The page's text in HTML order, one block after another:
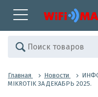
Главная Новости
MIKROTIK ЗА ДЕКАБРЬ 2025.